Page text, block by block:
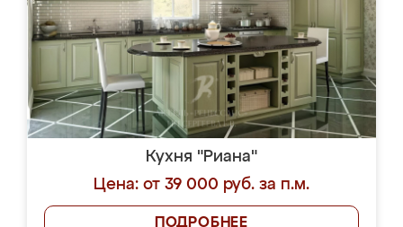
Кухня "Риана"
Цена: от 39 000 руб. за п.м.
ПОДРОБНЕЕ